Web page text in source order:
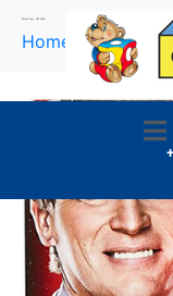
Home Prodotti